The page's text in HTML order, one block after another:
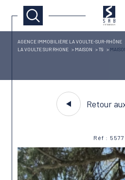
AGENCE IMMOBILIÈRE LA VOULTE-SUR-RHÔNE
LA VOULTE SUR RHONE
MAISON T9
Retour
Réf : 5577